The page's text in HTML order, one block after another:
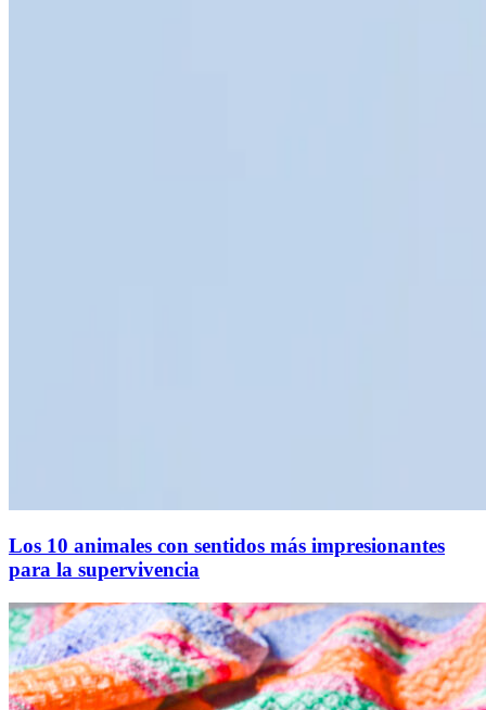
Los 10 animales con sentidos más impresionantes
para la supervivencia